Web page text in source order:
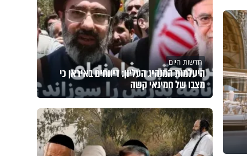
חדשות היום
היעלמות המנהיג העליון: דיווחים באיראן כי
מצבו של חמינאי קשה